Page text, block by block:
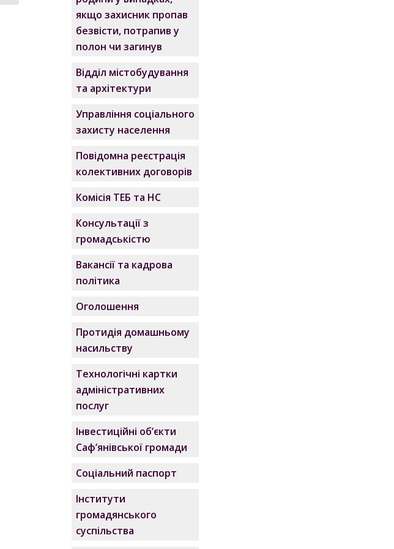
якщо захисник пропав
безвісти, потрапив у
полон чи загинув
Відділ містобудування
та архітектури
Управління соціального
захисту населення
Повідомна реєстрація
колективних договорів
Комісія ТЕБ та НС
Консультації з
громадськістю
Вакансії та кадрова
політика
Оголошення
Протидія домашньому
насильству
Технологічні картки
адміністративних
послуг
Інвестиційні об’єкти
Саф’янівської громади
Соціальний паспорт
Інститути
громадянського
суспільства